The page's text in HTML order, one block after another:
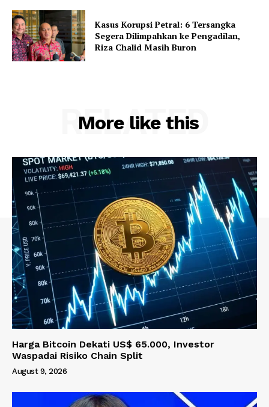
Kasus Korupsi Petral: 6 Tersangka
Segera Dilimpahkan ke Pengadilan,
Riza Chalid Masih Buron
More like this
RELATED
Harga Bitcoin Dekati US$ 65.000, Investor
Waspadai Risiko Chain Split
August 9, 2026